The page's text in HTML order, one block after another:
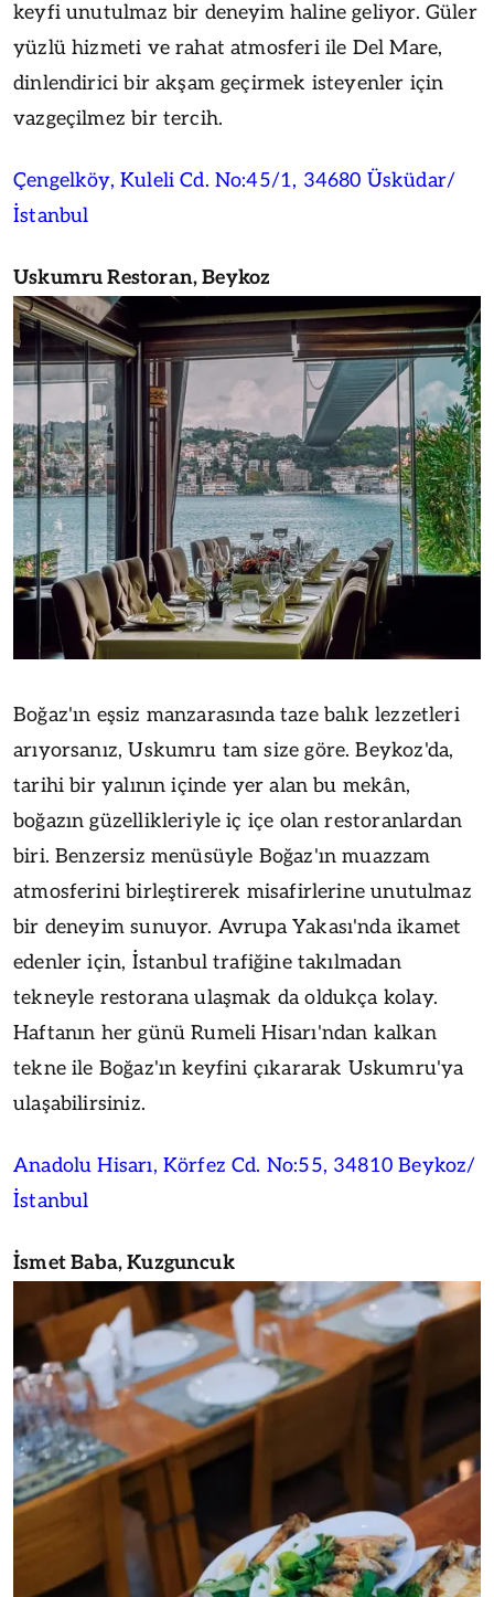
keyfi unutulmaz bir deneyim haline geliyor. Güler
yüzlü hizmeti ve rahat atmosferi ile Del Mare,
dinlendirici bir akşam geçirmek isteyenler için
vazgeçilmez bir tercih.
Çengelköy, Kuleli Cd. No:45/1, 34680 Üsküdar/
İstanbul
Uskumru Restoran, Beykoz
Boğaz'ın eşsiz manzarasında taze balık lezzetleri
arıyorsanız, Uskumru tam size göre. Beykoz'da,
tarihi bir yalının içinde yer alan bu mekân,
boğazın güzellikleriyle iç içe olan restoranlardan
biri. Benzersiz menüsüyle Boğaz'ın muazzam
atmosferini birleştirerek misafirlerine unutulmaz
bir deneyim sunuyor. Avrupa Yakası'nda ikamet
edenler için, İstanbul trafiğine takılmadan
tekneyle restorana ulaşmak da oldukça kolay.
Haftanın her günü Rumeli Hisarı'ndan kalkan
tekne ile Boğaz'ın keyfini çıkararak Uskumru'ya
ulaşabilirsiniz.
Anadolu Hisarı, Körfez Cd. No:55, 34810 Beykoz/
İstanbul
İsmet Baba, Kuzguncuk